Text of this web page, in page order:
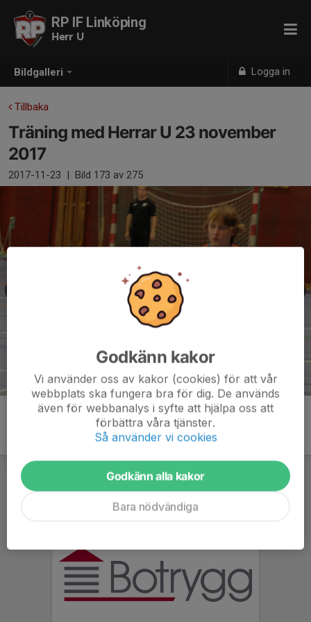
Bildgalleri Logga in
RP IF Linköping
Herr U
Tillbaka
Träning med Herrar U 23 november
2017
2017-11-23 | Bild 173 av 275
Godkänn kakor
Vi använder oss av kakor (cookies) för att vår
webbplats ska fungera bra för dig. De används
även för webbanalys i syfte att hjälpa oss att
förbättra våra tjänster.
Så använder vi cookies
Godkänn alla kakor
Bara nödvändiga